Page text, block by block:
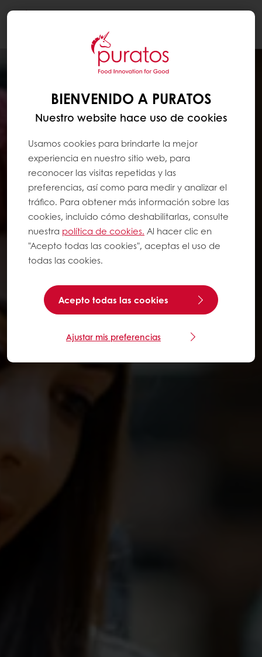
BIENVENIDO A PURATOS
Nuestro website hace uso de cookies
Usamos cookies para brindarte la mejor
experiencia en nuestro sitio web, para
reconocer las visitas repetidas y las
preferencias, así como para medir y analizar el
tráfico. Para obtener más información sobre las
cookies, incluido cómo deshabilitarlas, consulte
nuestra política de cookies. Al hacer clic en
"Acepto todas las cookies", aceptas el uso de
todas las cookies.
Acepto todas las cookies
Ajustar mis preferencias